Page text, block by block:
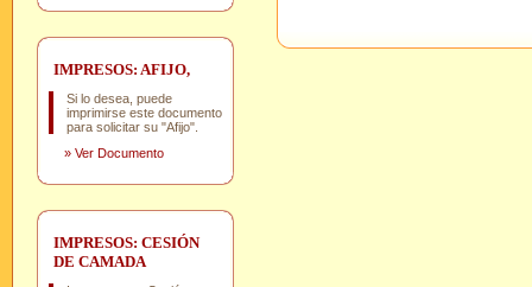
IMPRESOS: AFIJO,
Si lo desea, puede
imprimirse este documento
para solicitar su "Afijo".
» Ver Documento
IMPRESOS: CESIÓN
DE CAMADA